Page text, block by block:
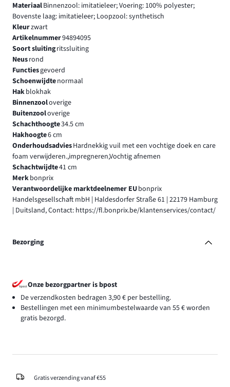
MateriaalBinnenzool: imitatieleer; Voering: 100% polyester;
Bovenste laag: imitatieleer; Loopzool: synthetisch
Kleurzwart
Artikelnummer94894095
Soort sluitingritssluiting
Neusrond
Functiesgevoerd
Schoenwijdtenormaal
Hakblokhak
Binnenzooloverige
Buitenzooloverige
Schachthoogte34.5 cm
Hakhoogte6 cm
OnderhoudsadviesHardnekkig vuil met een vochtige doek en care
foam verwijderen.,impregneren,Vochtig afnemen
Schachtwijdte41 cm
Merkbonprix
Verantwoordelijke marktdeelnemer EUbonprix
Handelsgesellschaft mbH | Haldesdorfer Straße 61 | 22179 Hamburg
| Duitsland, Contact: https://fl.bonprix.be/klantenservices/contact/
Bezorging
Onze bezorgpartner is bpost
De verzendkosten bedragen 3,90 € per bestelling.
Bestellingen met een minimumbestelwaarde van 55 € worden
gratis bezorgd.
Gratis verzending vanaf €55